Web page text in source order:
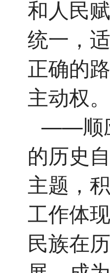
和人民
统一，
正确的
主动权。
——顺
的历史
主题，
工作体
民族在